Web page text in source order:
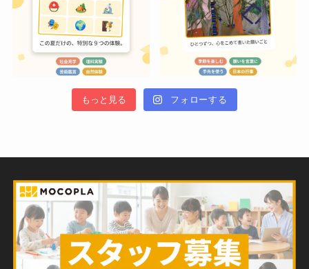
もっと見る フォローする